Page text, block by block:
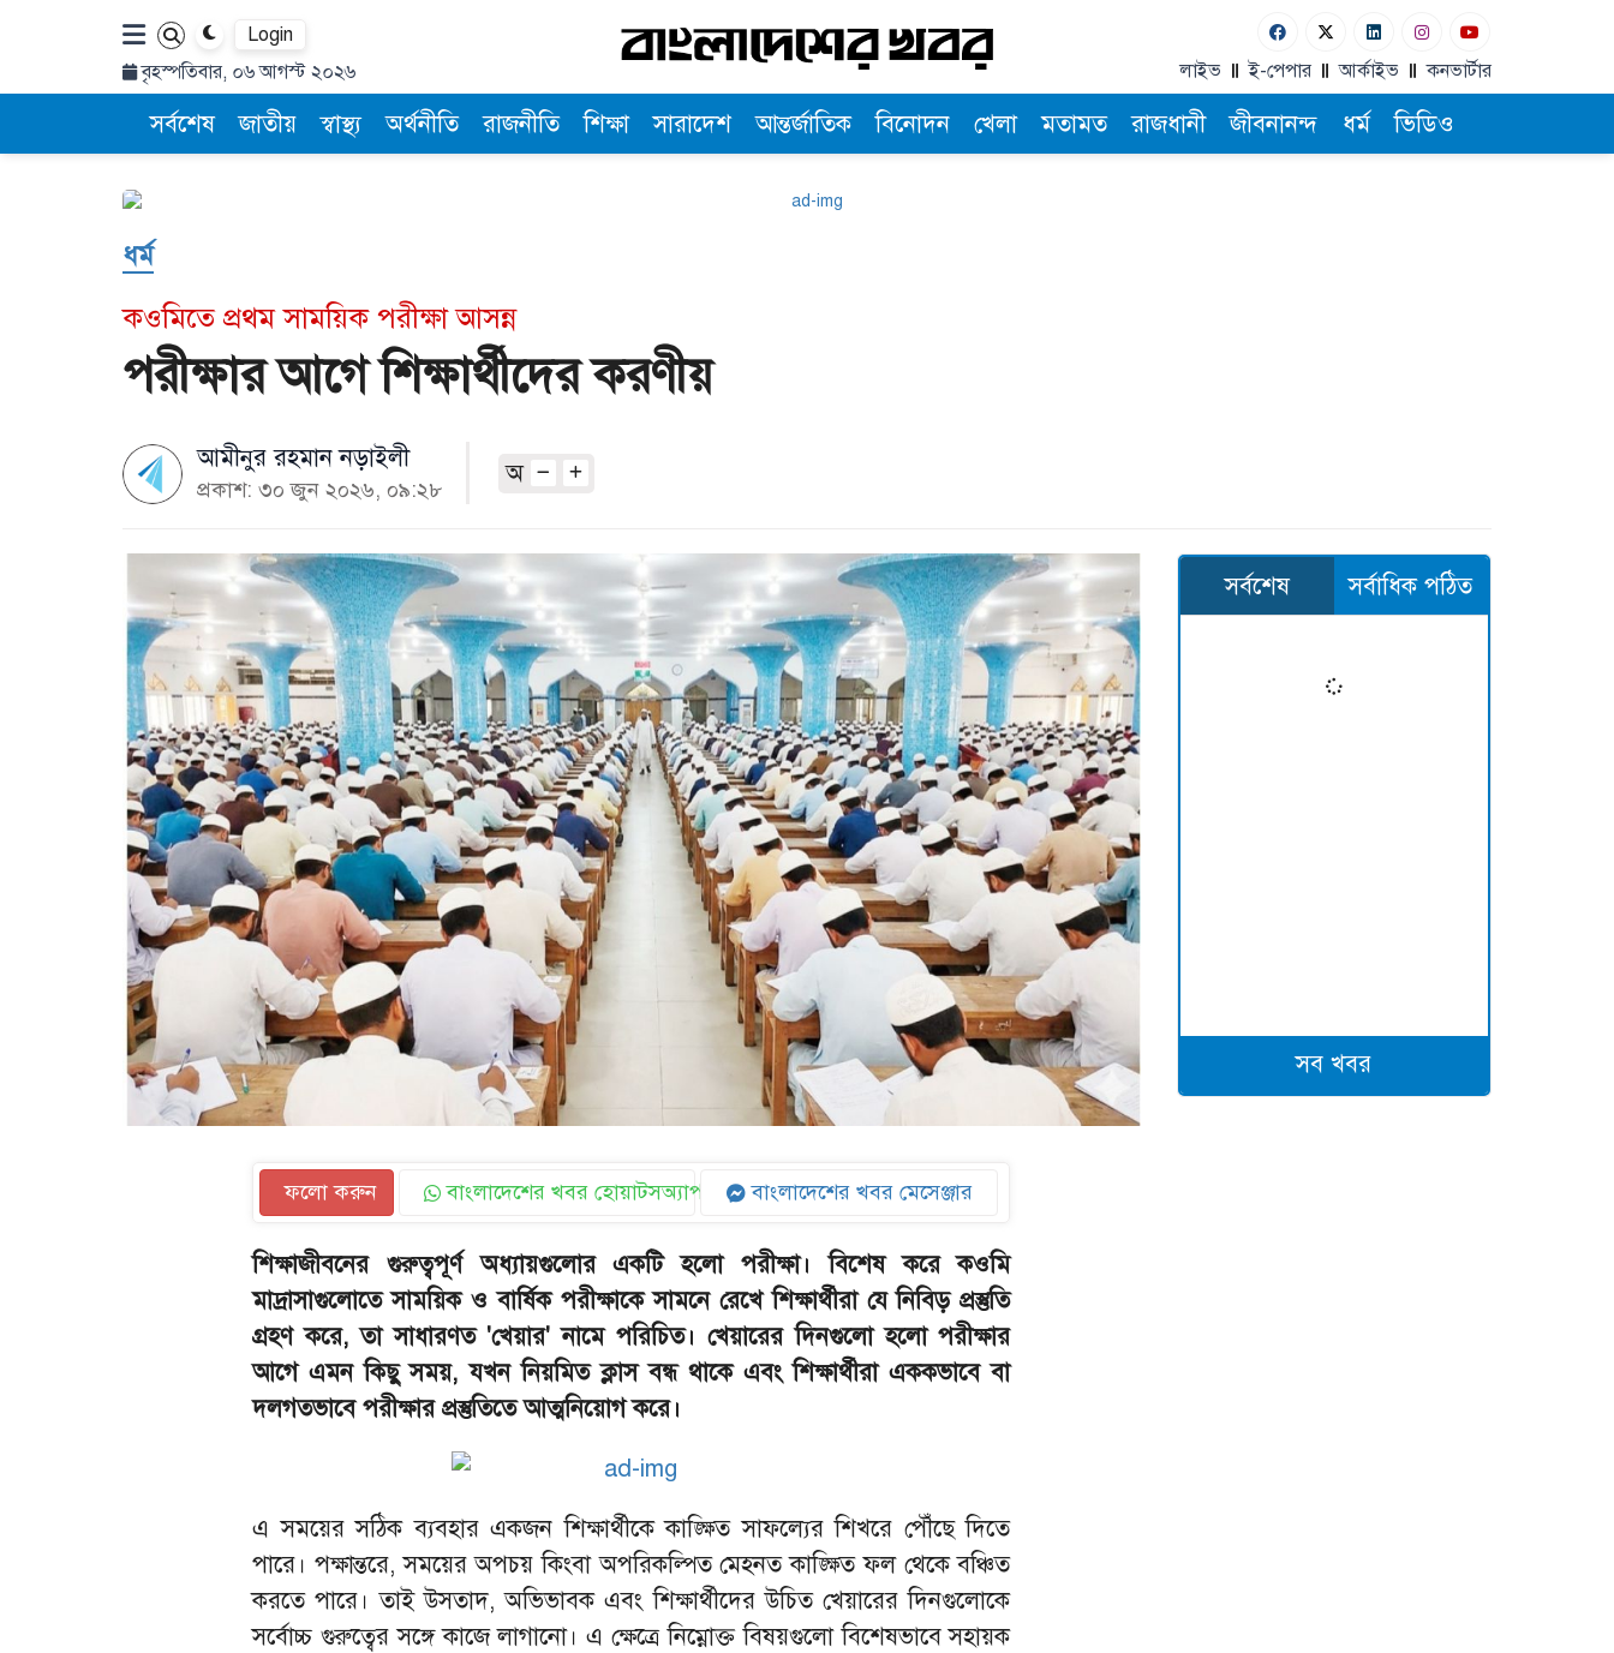
Login
বৃহস্পতিবার, ০৬ আগস্ট ২০২৬
লাইভ ই-পেপার আর্কাইভ কনভার্টার
সর্বশেষ জাতীয় স্বাস্থ্য অর্থনীতি রাজনীতি শিক্ষা সারাদেশ আন্তর্জাতিক বিনোদন খেলা মতামত রাজধানী জীবনানন্দ ধর্ম ভিডিও
ধর্ম
কওমিতে প্রথম সাময়িক পরীক্ষা আসন্ন
পরীক্ষার আগে শিক্ষার্থীদের করণীয়
আমীনুর রহমান নড়াইলী
প্রকাশ: ৩০ জুন ২০২৬, ০৯:২৮
অ
ফলো করুন বাংলাদেশের খবর হোয়াটসঅ্যাপ বাংলাদেশের খবর মেসেঞ্জার
শিক্ষাজীবনের গুরুত্বপূর্ণ অধ্যায়গুলোর একটি হলো পরীক্ষা। বিশেষ করে কওমি
মাদ্রাসাগুলোতে সাময়িক ও বার্ষিক পরীক্ষাকে সামনে রেখে শিক্ষার্থীরা যে নিবিড় প্রস্তুতি
গ্রহণ করে, তা সাধারণত 'খেয়ার' নামে পরিচিত। খেয়ারের দিনগুলো হলো পরীক্ষার
আগে এমন কিছু সময়, যখন নিয়মিত ক্লাস বন্ধ থাকে এবং শিক্ষার্থীরা এককভাবে বা
দলগতভাবে পরীক্ষার প্রস্তুতিতে আত্মনিয়োগ করে।
এ সময়ের সঠিক ব্যবহার একজন শিক্ষার্থীকে কাঙ্ক্ষিত সাফল্যের শিখরে পৌঁছে দিতে
পারে। পক্ষান্তরে, সময়ের অপচয় কিংবা অপরিকল্পিত মেহনত কাঙ্ক্ষিত ফল থেকে বঞ্চিত
করতে পারে। তাই উসতাদ, অভিভাবক এবং শিক্ষার্থীদের উচিত খেয়ারের দিনগুলোকে
সর্বোচ্চ গুরুত্বের সঙ্গে কাজে লাগানো। এ ক্ষেত্রে নিম্নোক্ত বিষয়গুলো বিশেষভাবে সহায়ক
সর্বশেষ সর্বাধিক পঠিত
সব খবর